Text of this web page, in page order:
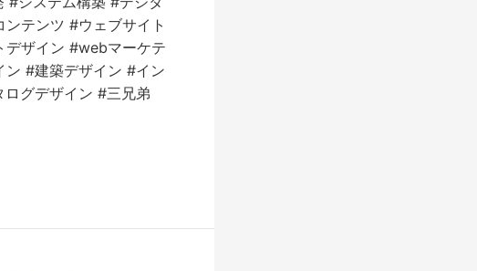
テンツ #ウェブサイト
ザイン #webマーケテ
ン #建築デザイン #イン
グデザイン #三兄弟